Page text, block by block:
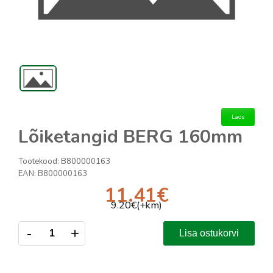
Laos
Lõiketangid BERG 160mm
Tootekood: B800000163
EAN: B800000163
11.41€
9.20€(+km)
- + Lisa ostukorvi